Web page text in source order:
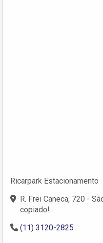
Ricarpark Estacionamento
R. Frei Caneca, 720 -
copiado!
(11) 3120-2825 ‎